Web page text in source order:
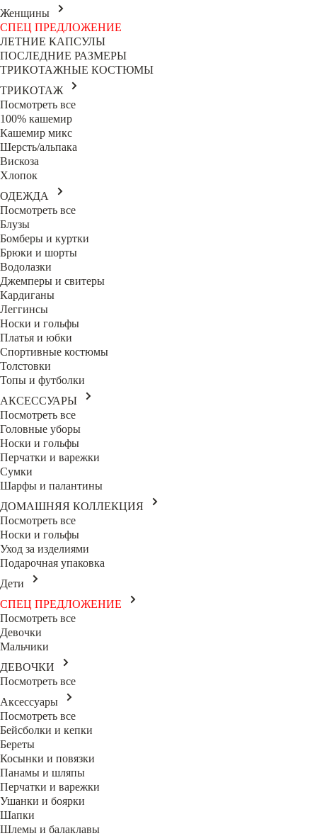
Женщины
СПЕЦ ПРЕДЛОЖЕНИЕ
ЛЕТНИЕ КАПСУЛЫ
ПОСЛЕДНИЕ РАЗМЕРЫ
ТРИКОТАЖНЫЕ КОСТЮМЫ
ТРИКОТАЖ
Посмотреть все
100% кашемир
Кашемир микс
Шерсть/альпака
Вискоза
Хлопок
ОДЕЖДА
Посмотреть все
Блузы
Бомберы и куртки
Брюки и шорты
Водолазки
Джемперы и свитеры
Кардиганы
Леггинсы
Носки и гольфы
Платья и юбки
Спортивные костюмы
Толстовки
Топы и футболки
АКСЕССУАРЫ
Посмотреть все
Головные уборы
Носки и гольфы
Перчатки и варежки
Сумки
Шарфы и палантины
ДОМАШНЯЯ КОЛЛЕКЦИЯ
Посмотреть все
Носки и гольфы
Уход за изделиями
Подарочная упаковка
Дети
СПЕЦ ПРЕДЛОЖЕНИЕ
Посмотреть все
Девочки
Мальчики
ДЕВОЧКИ
Посмотреть все
Аксессуары
Посмотреть все
Бейсболки и кепки
Береты
Косынки и повязки
Панамы и шляпы
Перчатки и варежки
Ушанки и боярки
Шапки
Шлемы и балаклавы